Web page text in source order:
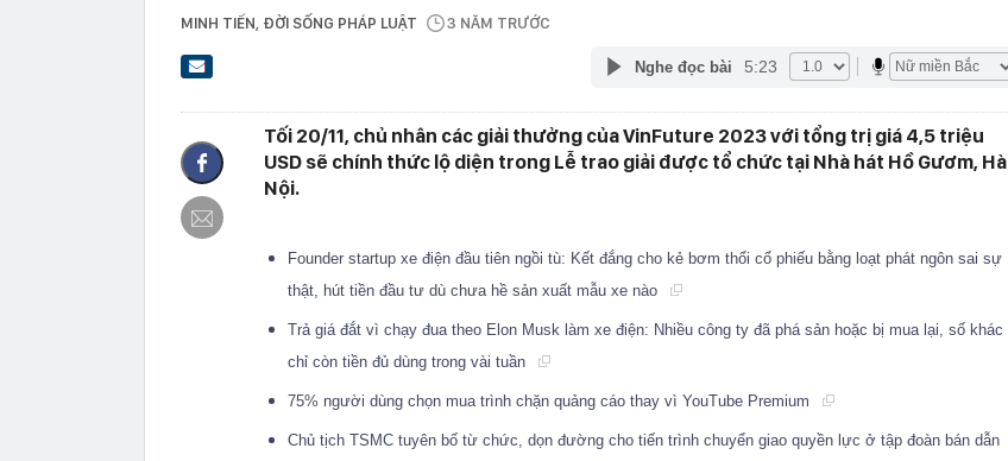
MINH TIẾN , ĐỜI SỐNG PHÁP LUẬT 3 NĂM TRƯỚC
Nghe đọc bài 5:23
Tối 20/11, chủ nhân các giải thưởng của VinFuture 2023 với tổng trị giá 4,5 triệu
USD sẽ chính thức lộ diện trong Lễ trao giải được tổ chức tại Nhà hát Hồ Gươm, Hà
Nội.
Founder startup xe điện đầu tiên ngồi tù: Kết đắng cho kẻ bơm thổi cổ phiếu bằng loạt phát ngôn sai sự
thật, hút tiền đầu tư dù chưa hề sản xuất mẫu xe nào
Trả giá đắt vì chạy đua theo Elon Musk làm xe điện: Nhiều công ty đã phá sản hoặc bị mua lại, số khác
chỉ còn tiền đủ dùng trong vài tuần
75% người dùng chọn mua trình chặn quảng cáo thay vì YouTube Premium
Chủ tịch TSMC tuyên bố từ chức, dọn đường cho tiến trình chuyển giao quyền lực ở tập đoàn bán dẫn